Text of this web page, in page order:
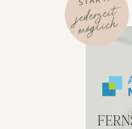
jederzeit
möglich